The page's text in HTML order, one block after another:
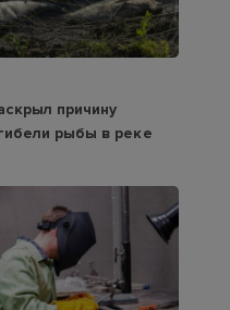
причину
рыбы в реке